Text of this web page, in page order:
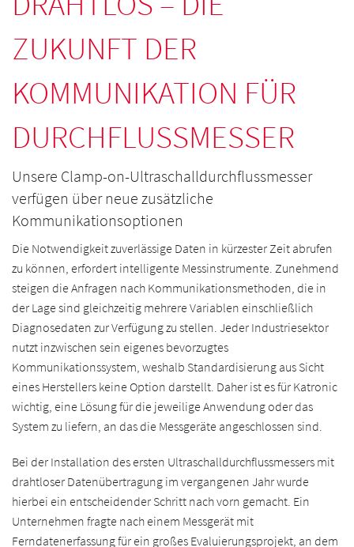
ZUKUNFT DER
KOMMUNIKATION FÜR
DURCHFLUSSMESSER
Unsere Clamp-on-Ultraschalldurchflussmesser
verfügen über neue zusätzliche
Kommunikationsoptionen
Die Notwendigkeit zuverlässige Daten in kürzester Zeit abrufen
zu können, erfordert intelligente Messinstrumente. Zunehmend
steigen die Anfragen nach Kommunikationsmethoden, die in
der Lage sind gleichzeitig mehrere Variablen einschließlich
Diagnosedaten zur Verfügung zu stellen. Jeder Industriesektor
nutzt inzwischen sein eigenes bevorzugtes
Kommunikationssystem, weshalb Standardisierung aus Sicht
eines Herstellers keine Option darstellt. Daher ist es für Katronic
wichtig, eine Lösung für die jeweilige Anwendung oder das
System zu liefern, an das die Messgeräte angeschlossen sind.
Bei der Installation des ersten Ultraschalldurchflussmessers mit
drahtloser Datenübertragung im vergangenen Jahr wurde
hierbei ein entscheidender Schritt nach vorn gemacht. Ein
Unternehmen fragte nach einem Messgerät mit
Ferndatenerfassung für ein großes Evaluierungsprojekt, an dem